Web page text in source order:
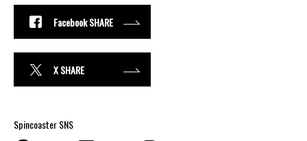
Facebook SHARE
X SHARE
Spincoaster SNS